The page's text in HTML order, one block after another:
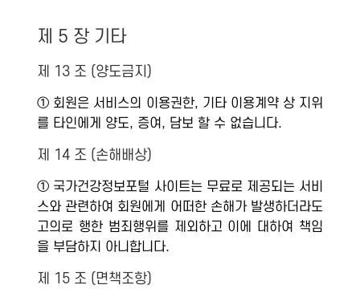
제 5 장 기타
제 13 조 (양도금지)
① 회원은 서비스의 이용권한, 기타 이용계약 상 지위
를 타인에게 양도, 증여, 담보 할 수 없습니다.
제 14 조 (손해배상)
① 국가건강정보포털 사이트는 무료로 제공되는 서비
스와 관련하여 회원에게 어떠한 손해가 발생하더라도
고의로 행한 범죄행위를 제외하고 이에 대하여 책임
을 부담하지 아니합니다.
제 15 조 (면책조항)